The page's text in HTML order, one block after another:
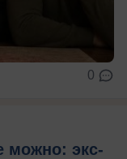
0
можно: экс-